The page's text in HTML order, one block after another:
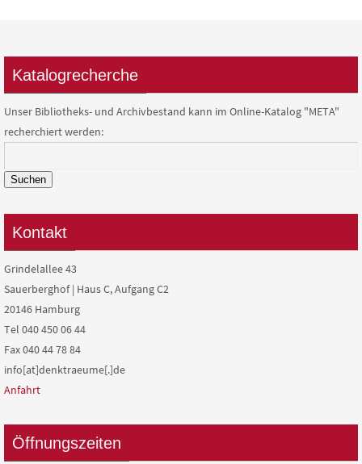
Katalogrecherche
Unser Bibliotheks- und Archivbestand kann im Online-Katalog "META"
recherchiert werden:
Suchen
Kontakt
Grindelallee 43
Sauerberghof | Haus C, Aufgang C2
20146 Hamburg
Tel 040 450 06 44
Fax 040 44 78 84
info[at]denktraeume[.]de
Anfahrt
Öffnungszeiten